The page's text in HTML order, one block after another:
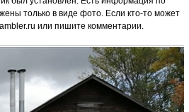
только в виде фото. Если кто-то может
или пишите комментарии.